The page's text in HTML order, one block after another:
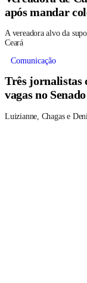
após mandar
A vereadora alvo da
Ceará
Comunicação
Três jornalistas
vagas no Senado
Luizianne, Chagas e